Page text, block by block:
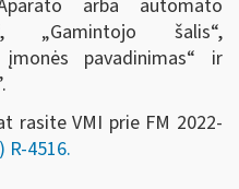
arba automato
„Gamintojo šalis“,
pavadinimas“ ir
rasite VMI prie FM 2022-
R-4516.